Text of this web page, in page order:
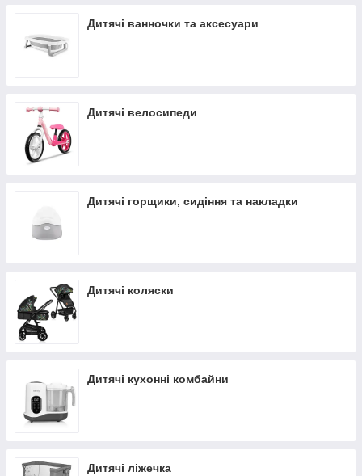
Дитячі ванночки та аксесуари
Дитячі велосипеди
Дитячі горщики, сидіння та накладки
Дитячі коляски
Дитячі кухонні комбайни
Дитячі ліжечка